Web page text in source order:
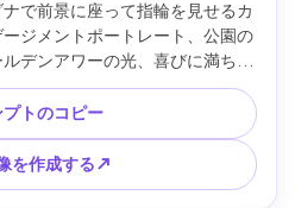
で前景に座って指輪を見せるカ
ジメントポートレート、公園の
デンアワーの光、喜びに満ちた
撮影、85mm f/1.4、クローズア
とリングの輝き、ロマンチック
レード --ar 4:5
プトのコピー
を作成する↗